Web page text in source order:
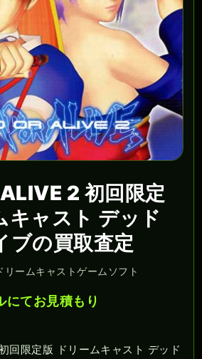
2 初回限定
キャスト デッド
ブの買取査定
リームキャストゲームソフト
にてお見積もり
回限定版 ドリームキャスト デッド